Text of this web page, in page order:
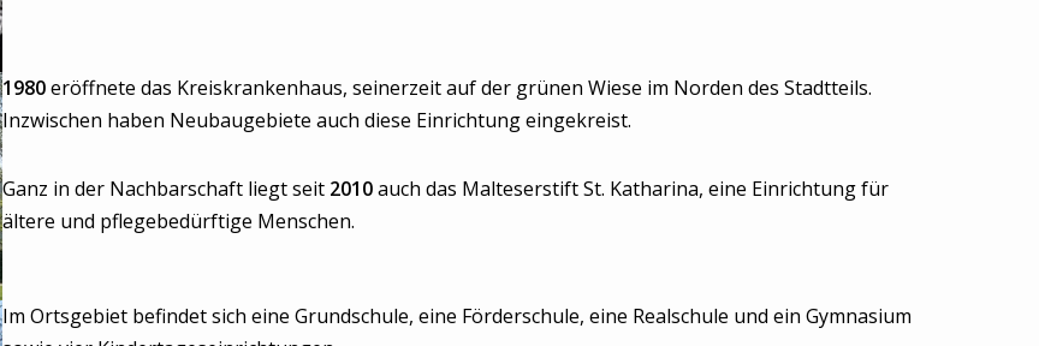
1980eröffnete das Kreiskrankenhaus, seinerzeit auf der grünen Wiese im Norden des Stadtteils.
Inzwischen haben Neubaugebiete auch diese Einrichtung eingekreist.
Ganz in der Nachbarschaft liegt seit 2010auch das Malteserstift St. Katharina, eine Einrichtung für
ältere und pflegebedürftige Menschen.
Im Ortsgebiet befindet sich eine Grundschule, eine Förderschule, eine Realschule und ein Gymnasium